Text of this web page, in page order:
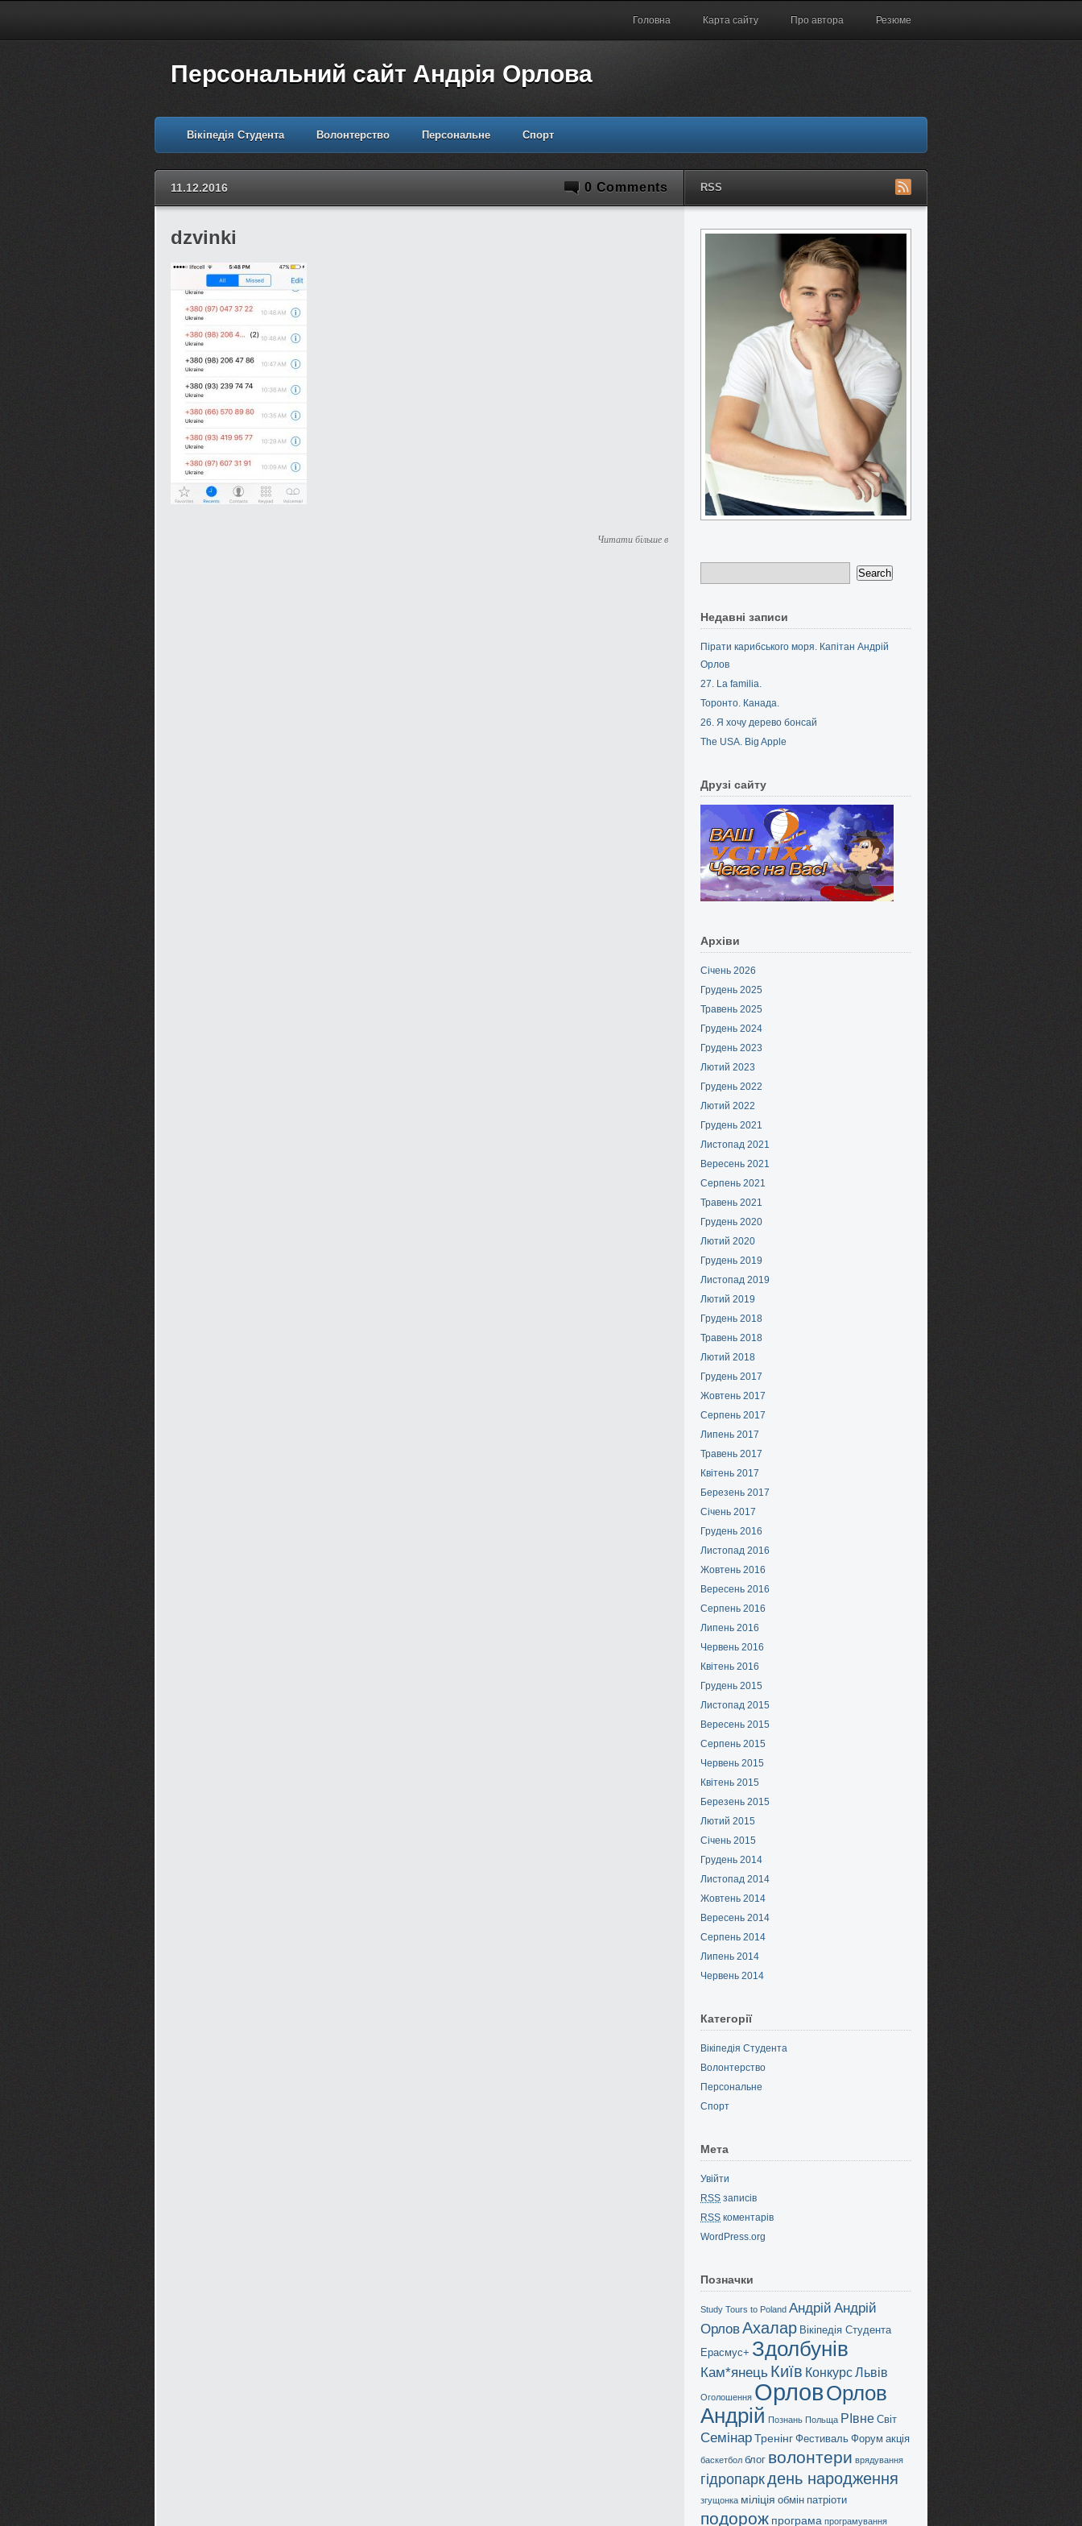
Головна Карта сайту Про автора Резюме
Персональний сайт Андрія Орлова
Вікіпедія Студента Волонтерство Персональне Спорт
11.12.2016 0 Comments RSS
dzvinki
Читати більше в
Недавні записи
Пірати карибського моря. Капітан Андрій
Орлов
27. La familia.
Торонто. Канада.
26. Я хочу дерево бонсай
The USA. Big Apple
Друзі сайту
Архіви
Січень 2026
Грудень 2025
Травень 2025
Грудень 2024
Грудень 2023
Лютий 2023
Грудень 2022
Лютий 2022
Грудень 2021
Листопад 2021
Вересень 2021
Серпень 2021
Травень 2021
Грудень 2020
Лютий 2020
Грудень 2019
Листопад 2019
Лютий 2019
Грудень 2018
Травень 2018
Лютий 2018
Грудень 2017
Жовтень 2017
Серпень 2017
Липень 2017
Травень 2017
Квітень 2017
Березень 2017
Січень 2017
Грудень 2016
Листопад 2016
Жовтень 2016
Вересень 2016
Серпень 2016
Липень 2016
Червень 2016
Квітень 2016
Грудень 2015
Листопад 2015
Вересень 2015
Серпень 2015
Червень 2015
Квітень 2015
Березень 2015
Лютий 2015
Січень 2015
Грудень 2014
Листопад 2014
Жовтень 2014
Вересень 2014
Серпень 2014
Липень 2014
Червень 2014
Категорії
Вікіпедія Студента
Волонтерство
Персональне
Спорт
Мета
Увійти
RSS записів
RSS коментарів
WordPress.org
Позначки
Study Tours to Poland Андрій Андрій
ОрловАхалар Вікіпедія Студента
Ерасмус+ Здолбунів
Кам*янець Київ КонкурсЛьвів
Оголошення ОрловОрлов
Андрій Познань Польща РІвне Світ
СемінарТренінг Фестиваль Форум акція
баскетбол блог волонтери врядування
гідропаркдень народження
згущонка міліція обмін патріоти
подорож програма програмування